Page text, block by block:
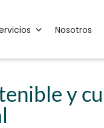
Nosotros
y